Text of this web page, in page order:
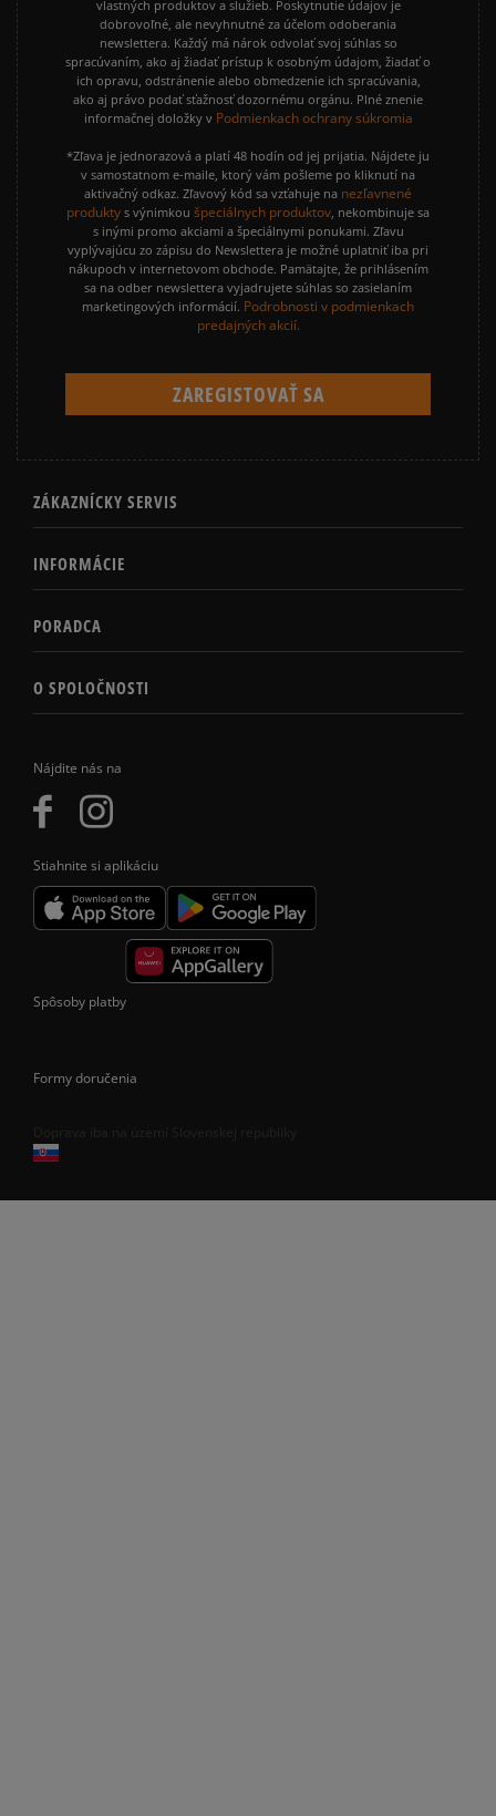
Nájdite nás na
Stiahnite si aplikáciu
vlastných produktov a služieb. Poskytnutie údajov je
dobrovoľné, ale nevyhnutné za účelom odoberania
newslettera. Každý má nárok odvolať svoj súhlas so
spracúvaním, ako aj žiadať prístup k osobným údajom, žiadať o
ich opravu, odstránenie alebo obmedzenie ich spracúvania,
ako aj právo podať sťažnosť dozornému orgánu. Plné znenie
informačnej doložky v Podmienkach ochrany súkromia
*Zľava je jednorazová a platí 48 hodín od jej prijatia. Nájdete ju
v samostatnom e-maile, ktorý vám pošleme po kliknutí na
aktivačný odkaz. Zľavový kód sa vzťahuje na nezľavnené
produkty s výnimkou špeciálnych produktov, nekombinuje sa
s inými promo akciami a špeciálnymi ponukami. Zľavu
vyplývajúcu zo zápisu do Newslettera je možné uplatniť iba pri
nákupoch v internetovom obchode. Pamätajte, že prihlásením
sa na odber newslettera vyjadrujete súhlas so zasielaním
marketingových informácií. Podrobnosti v podmienkach
predajných akcií.
ZÁKAZNÍCKY SERVIS
INFORMÁCIE
PORADCA
O SPOLOČNOSTI
Spôsoby platby
Formy doručenia